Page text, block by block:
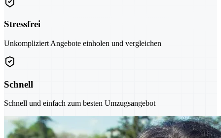
Stressfrei
Unkompliziert Angebote einholen und vergleichen
Schnell
Schnell und einfach zum besten Umzugsangebot